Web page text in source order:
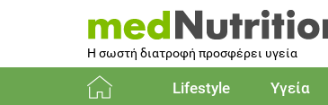
Η σωστή διατροφή προσφέρει υγεία
Lifestyle Υγεία